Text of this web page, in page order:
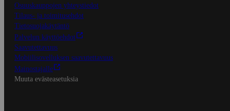
Osuuskauppojen yhteystiedot
Tilaus- ja toimitusehdot
Tietosuojakäytäntö
Palvelun käyttöehdot
Saavutettavuus
Mobiilisovelluksen saavutettavuus
Mainostajalle
Muuta evästeasetuksia